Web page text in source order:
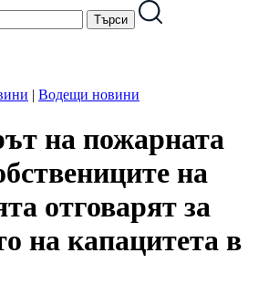
| Водещи новини
на пожарната
на
отговарят за
на капацитета в